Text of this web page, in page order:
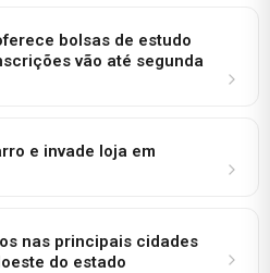
bolsas de estudo
vão até segunda
e invade loja em
nas principais cidades
do estado